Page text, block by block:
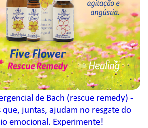
de Bach (rescue remedy) -
que, juntas, ajudam no resgate do
emocional. Experimente!